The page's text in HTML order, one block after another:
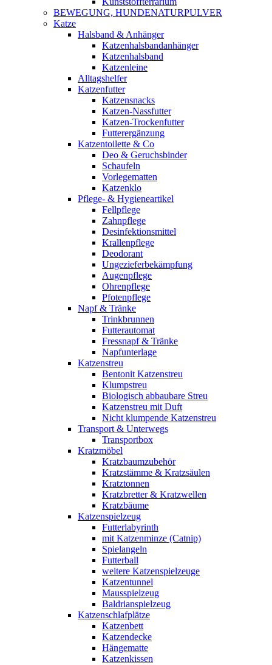
BEWEGUNG, HUNDENATURPULVER
Katze
Halsband & Anhänger
Katzenhalsbandanhänger
Katzenhalsband
Katzenleine
Alltagshelfer
Katzenfutter
Katzensnacks
Katzen-Nassfutter
Katzen-Trockenfutter
Futterergänzung
Katzentoilette & Co
Deo & Geruchsbinder
Schaufeln
Vorlegematten
Katzenklo
Pflege- & Hygieneartikel
Fellpflege
Zahnpflege
Desinfektionsmittel
Krallenpflege
Deodorant
Ungezieferbekämpfung
Augenpflege
Ohrenpflege
Pfotenpflege
Napf & Tränke
Trinkbrunnen
Futterautomat
Fressnapf & Tränke
Napfunterlage
Katzenstreu
Bentonit Katzenstreu
Klumpstreu
Biologisch abbaubare Streu
Katzenstreu mit Duft
Nicht klumpende Katzenstreu
Transport & Unterwegs
Transportbox
Kratzmöbel
Kratzbaumzubehör
Kratzstämme & Kratzsäulen
Kratztonnen
Kratzbretter & Kratzwellen
Kratzbäume
Katzenspielzeug
Futterlabyrinth
mit Katzenminze (Catnip)
Spielangeln
Futterball
weitere Katzenspielzeuge
Katzentunnel
Mausspielzeug
Baldrianspielzeug
Katzenschlafplätze
Katzenbett
Katzendecke
Hängematte
Katzenkissen